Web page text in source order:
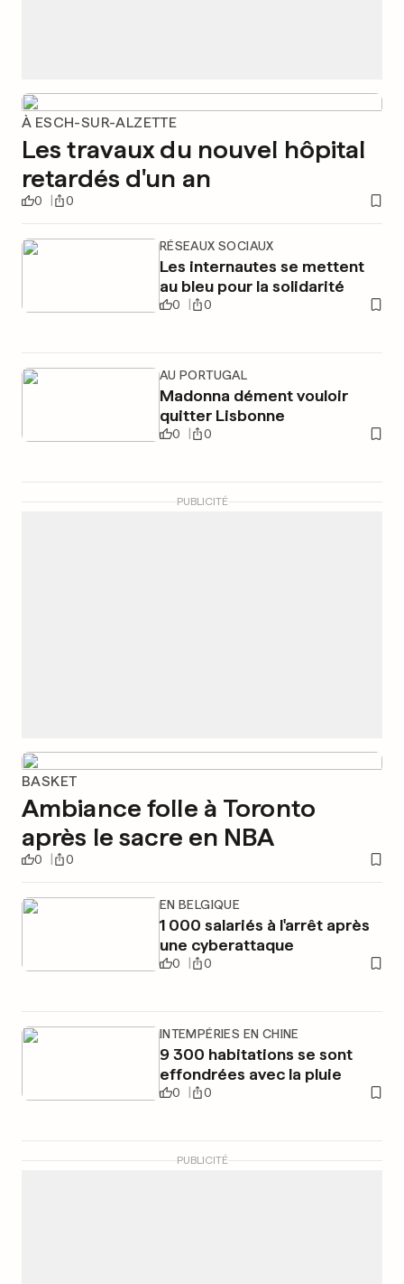
À ESCH-SUR-ALZETTE
Les travaux du nouvel hôpital
retardés d'un an
0 0
RÉSEAUX SOCIAUX
Les internautes se mettent
au bleu pour la solidarité
0 0
AU PORTUGAL
Madonna dément vouloir
quitter Lisbonne
0 0
PUBLICITÉ
BASKET
Ambiance folle à Toronto
après le sacre en NBA
0 0
EN BELGIQUE
1 000 salariés à l'arrêt après
une cyberattaque
0 0
INTEMPÉRIES EN CHINE
9 300 habitations se sont
effondrées avec la pluie
0 0
PUBLICITÉ